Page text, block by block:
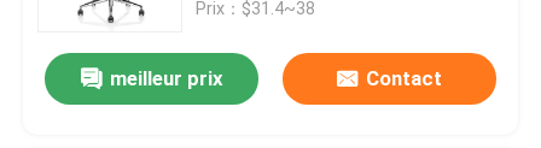
Les affaires
tournante
Prix：$31.4~38
meilleur prix Contact